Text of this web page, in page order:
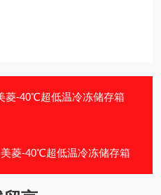
菱-40℃超低温冷冻储存箱
菱-40℃超低温冷冻储存箱